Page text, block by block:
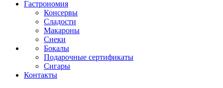
Гастрономия
Консервы
Сладости
Макароны
Снеки
Бокалы
Подарочные сертификаты
Сигары
Контакты